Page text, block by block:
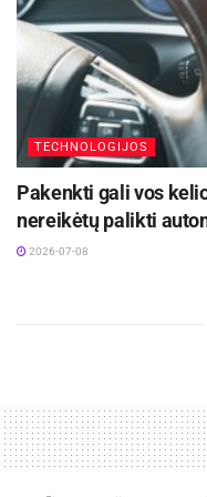
drąsiau įsitraukti į
TECHNOLOGIJOS
Pakenkti gali vos
nereikėtų palikti
2026-07-08